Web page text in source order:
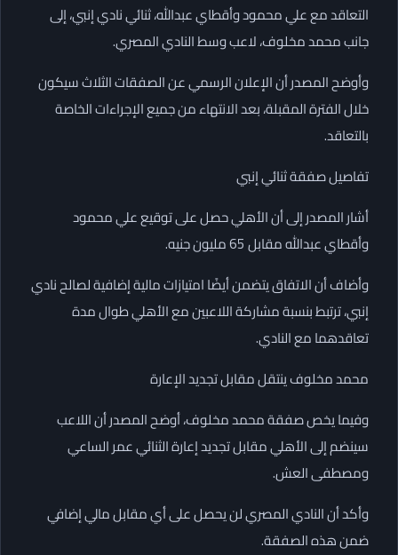
التعاقد مع علي محمود وأقطاي عبدالله، ثنائي نادي إنبي، إلى
جانب محمد مخلوف، لاعب وسط النادي المصري.
وأوضح المصدر أن الإعلان الرسمي عن الصفقات الثلاث سيكون
خلال الفترة المقبلة، بعد الانتهاء من جميع الإجراءات الخاصة
بالتعاقد.
تفاصيل صفقة ثنائي إنبي
أشار المصدر إلى أن الأهلي حصل على توقيع علي محمود
وأقطاي عبدالله مقابل 65 مليون جنيه.
وأضاف أن الاتفاق يتضمن أيضًا امتيازات مالية إضافية لصالح نادي
إنبي، ترتبط بنسبة مشاركة اللاعبين مع الأهلي طوال مدة
تعاقدهما مع النادي.
محمد مخلوف ينتقل مقابل تجديد الإعارة
وفيما يخص صفقة محمد مخلوف، أوضح المصدر أن اللاعب
سينضم إلى الأهلي مقابل تجديد إعارة الثنائي عمر الساعي
ومصطفى العش.
وأكد أن النادي المصري لن يحصل على أي مقابل مالي إضافي
ضمن هذه الصفقة.